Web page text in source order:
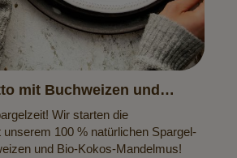
mit Buchweizen und
Wir starten die
100 % natürlichen Spargel-
und Bio-Kokos-Mandelmus!